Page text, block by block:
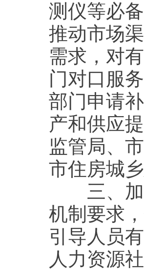
测仪等必
推动市场
需求，对
门对口服
部门申请
产和供应
监管局、
市住房城
三、加
机制要求
引导人员
人力资源